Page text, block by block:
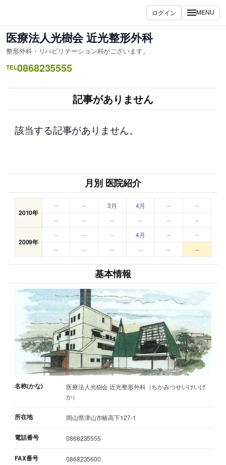
を
ス
キ
ッ
ログイン MENU
医療法人光樹会 近光整形外科
整形外科・リハビリテーション科がございます。
TEL0868235555
記事がありません
該当する記事がありません。
月別 医院紹介
2010年
– – 3月 4月 –
–
–
– – – – –
2009年
– – – 4月 –
–
–
– – – – –
基本情報
名称(かな)
医療法人光樹会 近光整形外科（ちかみつせいけいげ
か）
所在地 岡山県津山市椿高下127-1
電話番号 0868235555
FAX番号 0868235600